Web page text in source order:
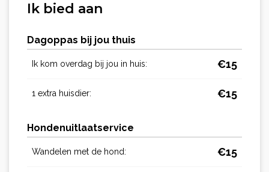
Ik bied aan
Dagoppas bij jou thuis
Ik kom overdag bij jou in huis: €15
1 extra huisdier: €15
Hondenuitlaatservice
Wandelen met de hond: €15